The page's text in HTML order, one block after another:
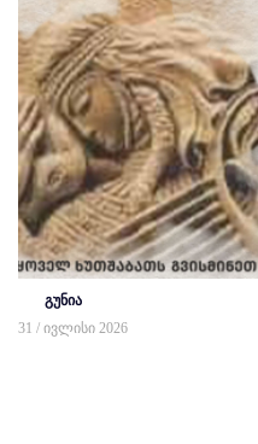
გუნია
31 / ივლისი 2026